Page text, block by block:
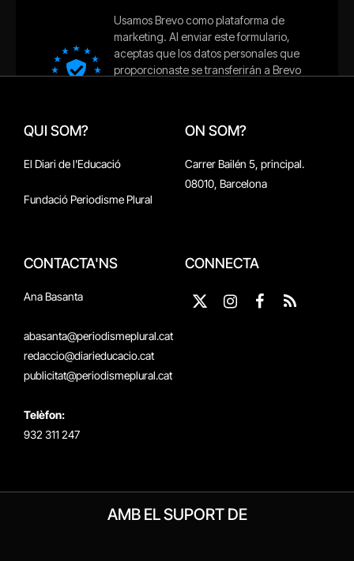
QUI SOM?
El Diari de l'Educació
Fundació Periodisme Plural
ON SOM?
Carrer Bailén 5, principal.
08010, Barcelona
CONTACTA'NS
Ana Basanta
abasanta@periodismeplural.cat
redaccio@diarieducacio.cat
publicitat@periodismeplural.cat
Telèfon:
932 311 247
CONNECTA
X
InstagramFacebook
RSS
AMB EL SUPORT DE